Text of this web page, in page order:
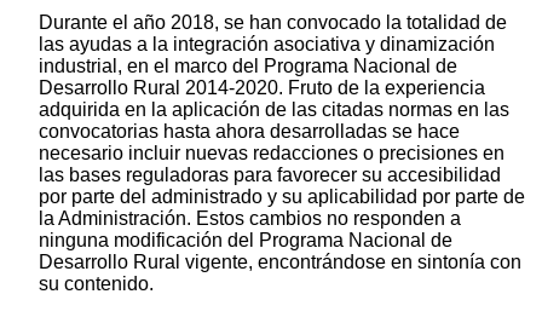
Durante el año 2018, se han convocado la totalidad de
las ayudas a la integración asociativa y dinamización
industrial, en el marco del Programa Nacional de
Desarrollo Rural 2014-2020. Fruto de la experiencia
adquirida en la aplicación de las citadas normas en las
convocatorias hasta ahora desarrolladas se hace
necesario incluir nuevas redacciones o precisiones en
las bases reguladoras para favorecer su accesibilidad
por parte del administrado y su aplicabilidad por parte de
la Administración. Estos cambios no responden a
ninguna modificación del Programa Nacional de
Desarrollo Rural vigente, encontrándose en sintonía con
su contenido.